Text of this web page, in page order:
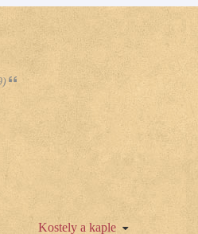
Kostely a kaple